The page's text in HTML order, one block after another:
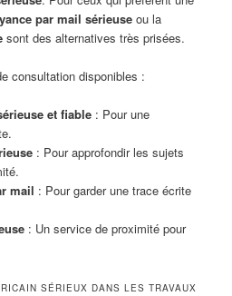
par mail sérieuse ou la
sont des alternatives très prisées.
consultation disponibles :
et fiable: Pour une
: Pour approfondir les sujets
mail : Pour garder une trace écrite
: Un service de proximité pour
SÉRIEUX DANS LES TRAVAUX